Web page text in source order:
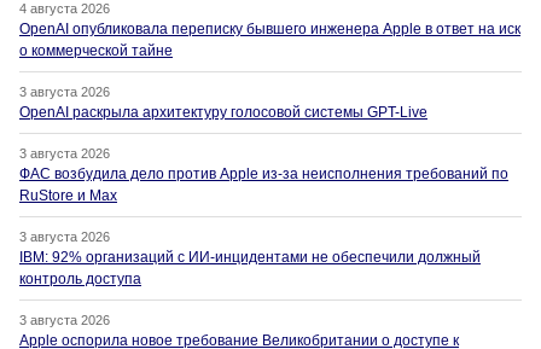
4 августа 2026
OpenAI опубликовала переписку бывшего инженера Apple в ответ на иск
о коммерческой тайне
3 августа 2026
OpenAI раскрыла архитектуру голосовой системы GPT-Live
3 августа 2026
ФАС возбудила дело против Apple из-за неисполнения требований по
RuStore и Max
3 августа 2026
IBM: 92% организаций с ИИ-инцидентами не обеспечили должный
контроль доступа
3 августа 2026
Apple оспорила новое требование Великобритании о доступе к